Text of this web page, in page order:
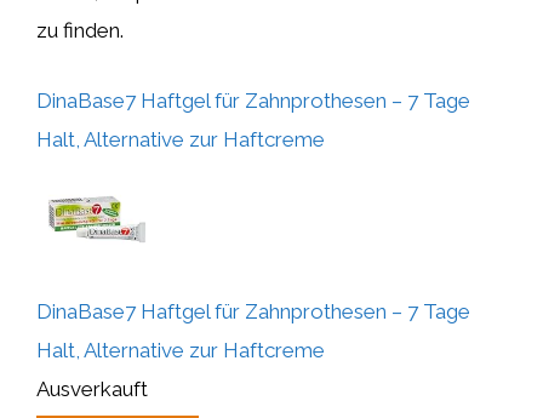
zu finden.
DinaBase7 Haftgel für Zahnprothesen – 7 Tage
Halt, Alternative zur Haftcreme
DinaBase7 Haftgel für Zahnprothesen – 7 Tage
Halt, Alternative zur Haftcreme
Ausverkauft